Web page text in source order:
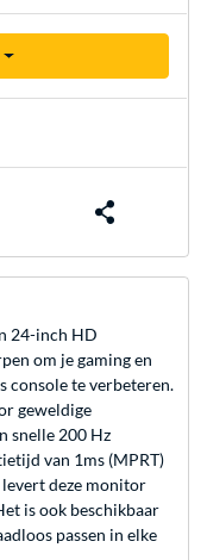
24-inch HD
om je gaming en
console te verbeteren.
geweldige
snelle 200 Hz
van 1ms (MPRT)
deze monitor
is ook beschikbaar
passen in elke